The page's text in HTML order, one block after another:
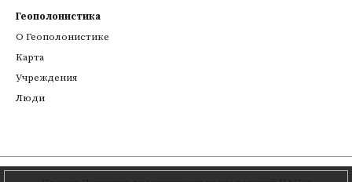
Геополонистика
О Геополонистике
Kарта
Учреждения
Люди